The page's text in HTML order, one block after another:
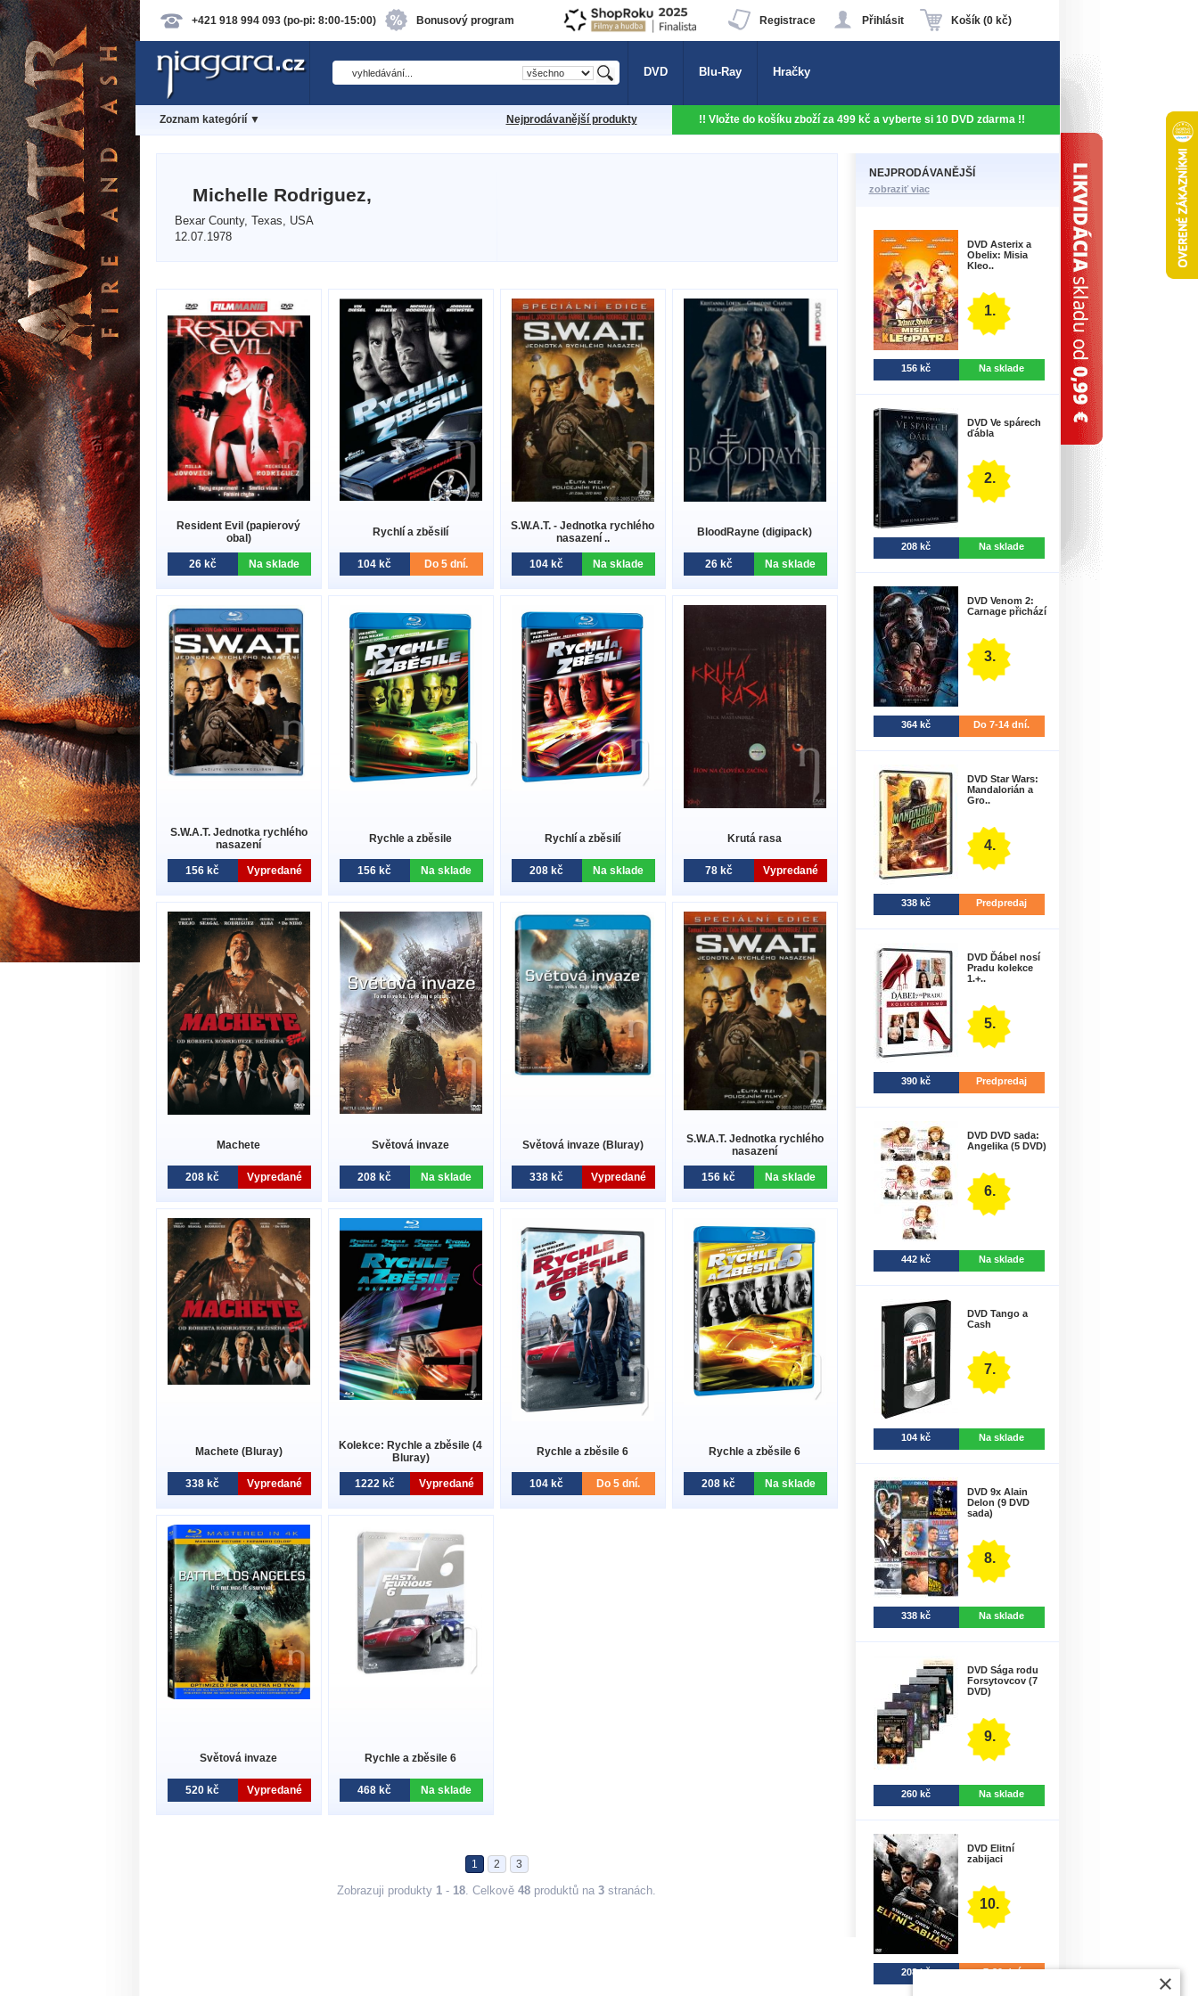
+421 918 994 093 (po-pi: 8:00-15:00) Bonusový program Košík (0 kč)
Přihlásit
Registrace
DVD Blu-Ray Hračky
Zoznam kategórií ▼ Nejprodávanější produkty !! Vložte do košíku zboží za 499 kč a vyberte si 10 DVD zdarma !!
Michelle Rodriguez,
Bexar County, Texas, USA
12.07.1978
Resident Evil (papierový
obal)
26 kč Na sklade
Rychlí a zběsilí
104 kč Do 5 dní.
S.W.A.T. - Jednotka rychlého
nasazení ..
104 kč Na sklade
BloodRayne (digipack)
26 kč Na sklade
S.W.A.T. Jednotka rychlého
nasazení
156 kč Vypredané
Rychle a zběsile
156 kč Na sklade
Rychlí a zběsilí
208 kč Na sklade
Krutá rasa
78 kč Vypredané
Machete
208 kč Vypredané
Světová invaze
208 kč Na sklade
Světová invaze (Bluray)
338 kč Vypredané
S.W.A.T. Jednotka rychlého
nasazení
156 kč Na sklade
Machete (Bluray)
338 kč Vypredané
Kolekce: Rychle a zběsile (4
Bluray)
1222 kč Vypredané
Rychle a zběsile 6
104 kč Do 5 dní.
Rychle a zběsile 6
208 kč Na sklade
Světová invaze
520 kč Vypredané
Rychle a zběsile 6
468 kč Na sklade
1 2 3
Zobrazuji produkty 1 - 18. Celkově 48 produktů na 3 stranách.
NEJPRODÁVANĚJŠÍ
zobraziť viac
DVD Asterix a
Obelix: Misia
Kleo..
1.
156 kč Na sklade
DVD Ve spárech
ďábla
2.
208 kč Na sklade
DVD Venom 2:
Carnage přichází
3.
364 kč Do 7-14 dní.
DVD Star Wars:
Mandalorián a
Gro..
4.
338 kč Predpredaj
DVD Ďábel nosí
Pradu kolekce
1.+..
5.
390 kč Predpredaj
DVD DVD sada:
Angelika (5 DVD)
6.
442 kč Na sklade
DVD Tango a
Cash
7.
104 kč Na sklade
DVD 9x Alain
Delon (9 DVD
sada)
8.
338 kč Na sklade
DVD Sága rodu
Forsytovcov (7
DVD)
9.
260 kč Na sklade
DVD Elitní
zabijaci
10.
208 kč 7-30 dní ×